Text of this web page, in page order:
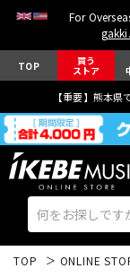
For
TOP 買う
ストア
【重要】熊本
TOP ONLINE